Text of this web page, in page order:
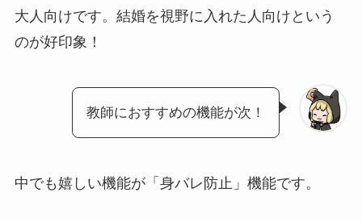
大人向けです。結婚を視野に入れた人向けという
のが好印象！
教師におすすめの機能が次！
中でも嬉しい機能が「身バレ防止」機能です。